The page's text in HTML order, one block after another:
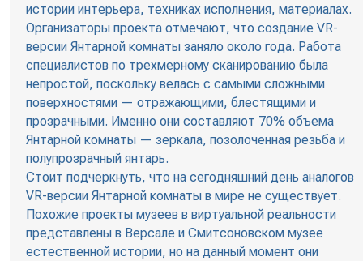
истории интерьера, техниках исполнения, материалах.
Организаторы проекта отмечают, что создание VR-
версии Янтарной комнаты заняло около года. Работа
специалистов по трехмерному сканированию была
непростой, поскольку велась с самыми сложными
поверхностями — отражающими, блестящими и
прозрачными. Именно они составляют 70% объема
Янтарной комнаты — зеркала, позолоченная резьба и
полупрозрачный янтарь.
Стоит подчеркнуть, что на сегодняшний день аналогов
VR-версии Янтарной комнаты в мире не существует.
Похожие проекты музеев в виртуальной реальности
представлены в Версале и Смитсоновском музее
естественной истории, но на данный момент они